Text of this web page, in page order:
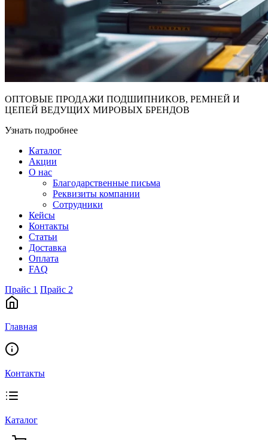
ОПТОВЫЕ ПРОДАЖИ ПОДШИПНИКОВ, РЕМНЕЙ И
ЦЕПЕЙ ВЕДУЩИХ МИРОВЫХ БРЕНДОВ
Узнать подробнее
Каталог
Акции
О нас
Благодарственные письма
Реквизиты компании
Сотрудники
Кейсы
Контакты
Статьи
Доставка
Оплата
FAQ
Прайс 1 Прайс 2
Главная
Контакты
Каталог